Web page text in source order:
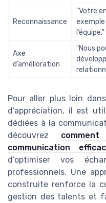
Reconnaissance
"Votre
l’équipe."
Axe
d’amélioration
"Nous
Pour aller plus loin
d’appréciation, il est
dédiées à la
découvrez
communication
d’optimiser vos
professionnels. Une
construite renforce la
gestion des talents et